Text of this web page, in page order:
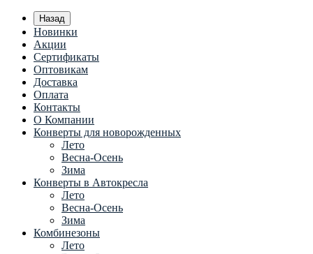
Назад
Новинки
Акции
Сертификаты
Оптовикам
Доставка
Оплата
Контакты
О Компании
Конверты для новорожденных
Лето
Весна-Осень
Зима
Конверты в Автокресла
Лето
Весна-Осень
Зима
Комбинезоны
Лето